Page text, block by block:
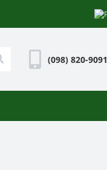
(098) 820-9091